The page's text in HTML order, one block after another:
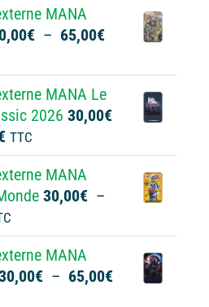
MANA
€ – 65,00€Plage
prix :
30,00€
à
MANA Le
2026 30,00€
Plage
de
prix :
30,00€
à
65,00€
TTC
MANA
30,00€ –
:
MANA
€ – 65,00€Plage